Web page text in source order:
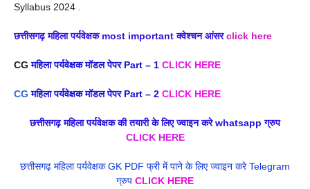
Syllabus 2024 .
छत्तीसगढ़ महिला पर्यवेक्षक most important क्वेश्चन आंसरclick here
CG महिला पर्यवेक्षक मॉडल पेपर Part – 1 CLICK HERE
CG महिला पर्यवेक्षक मॉडल पेपर Part – 2 CLICK HERE
छत्तीसगढ़ महिला पर्यवेक्षक की तयारी के लिए ज्वाइन करे whatsapp ग्रुप
CLICK HERE
छत्तीसगढ़ महिला पर्यवेक्षक GK PDF फ्री में पाने के लिए ज्वाइन करे Telegram
ग्रुप CLICK HERE